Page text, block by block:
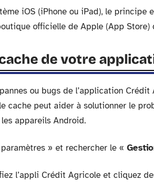
iOS (iPhone ou iPad), le principe
officielle de Apple (App Store)
de votre
ou bugs de l’application
cache peut aider à solutionner le
les appareils Android.
» et rechercher le «
l’appli Crédit Agricole et cliquez